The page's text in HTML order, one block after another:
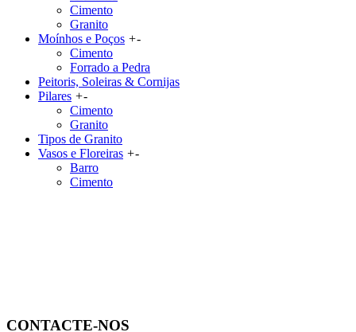
Cimento
Granito
Moínhos e Poços +-
Cimento
Forrado a Pedra
Peitoris, Soleiras & Cornijas
Pilares +-
Cimento
Granito
Tipos de Granito
Vasos e Floreiras +-
Barro
Cimento
CONTACTE-NOS